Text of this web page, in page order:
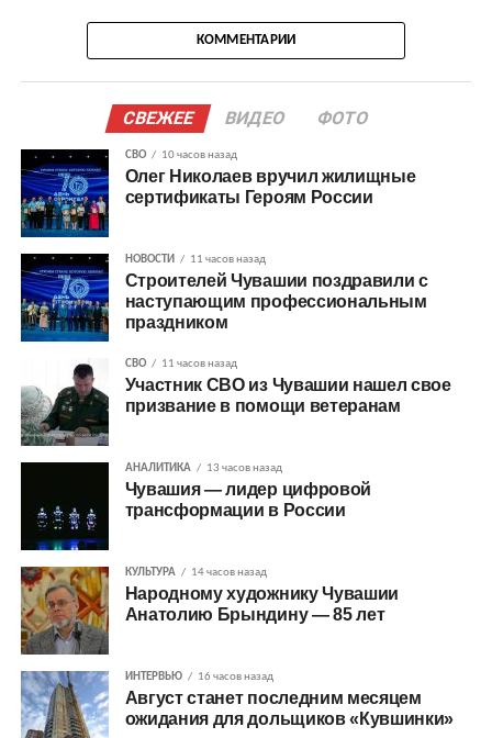
КОММЕНТАРИИ
СВЕЖЕЕ ВИДЕО ФОТО
СВО 10 часов назад
Олег Николаев вручил жилищные
сертификаты Героям России
НОВОСТИ 11 часов назад
Строителей Чувашии поздравили с
наступающим профессиональным
праздником
СВО 11 часов назад
Участник СВО из Чувашии нашел свое
призвание в помощи ветеранам
АНАЛИТИКА 13 часов назад
Чувашия — лидер цифровой
трансформации в России
КУЛЬТУРА 14 часов назад
Народному художнику Чувашии
Анатолию Брындину — 85 лет
ИНТЕРВЬЮ 16 часов назад
Август станет последним месяцем
ожидания для дольщиков «Кувшинки»